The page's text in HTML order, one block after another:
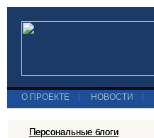
О ПРОЕКТЕ НОВОСТИ
Персональные блоги